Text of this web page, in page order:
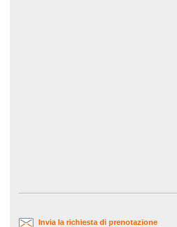
Invia la richiesta di prenotazione